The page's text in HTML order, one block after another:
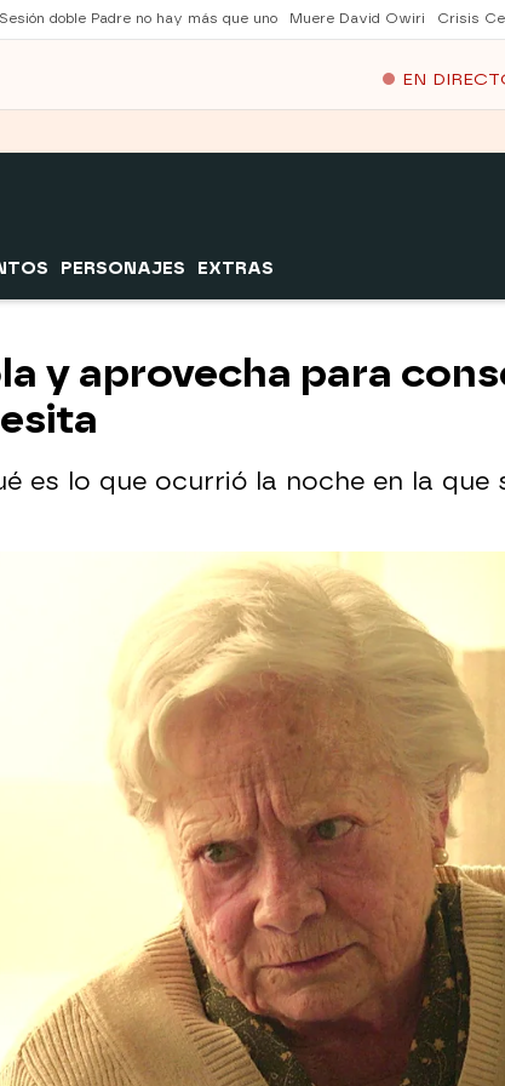
Sesión doble Padre no hay más que uno Muere David Owiri Crisis
EN
PERSONAJES EXTRAS
y aprovecha para
es lo que ocurrió la noche en la
WhatsappFacebook
X
su padre y del director del